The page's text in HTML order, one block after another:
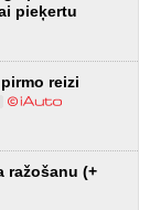
pieķertu
reizi
ražošanu (+